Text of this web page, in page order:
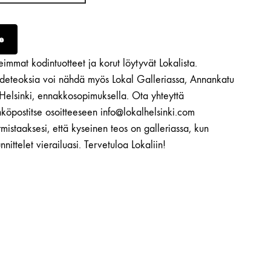
kodintuotteet ja korut löytyvät Lokalista.
voi nähdä myös Lokal Galleriassa, Annankatu
ennakkosopimuksella. Ota yhteyttä
osoitteeseen info@lokalhelsinki.com
että kyseinen teos on galleriassa, kun
vierailuasi. Tervetuloa Lokaliin!